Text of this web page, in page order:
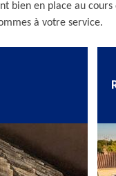
bien en place au
à votre service.